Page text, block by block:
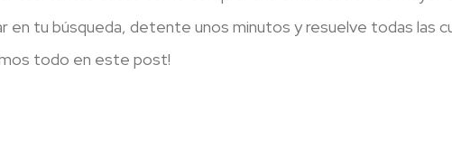
en tu búsqueda, detente unos minutos y resuelve todas las
todo en este post!